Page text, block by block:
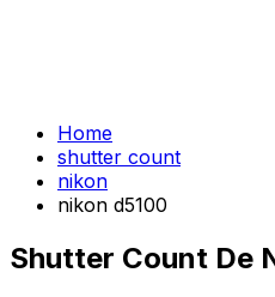
Home
shutter count
nikon
nikon d5100
Shutter Count De